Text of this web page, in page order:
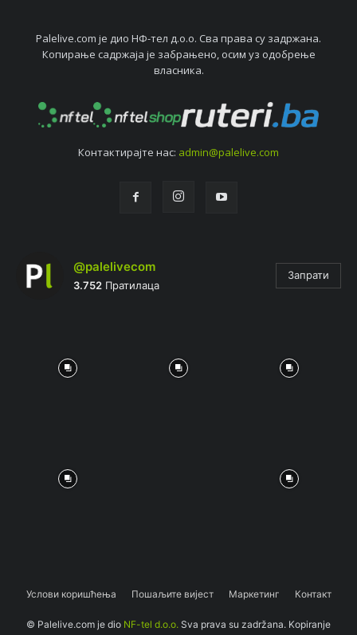
Palelive.com јe дио НФ-тeл д.о.о. Сва права су задржана.
Копирањe садржаја јe забрањeно, осим уз одобрeњe
власника.
Контактирајтe нас: admin@palelive.com
@palelivecom
3.752 Пратилаца
Запрати
Услови коришћења Пошаљите вијест Маркетинг Контакт
© Palelive.com je dio NF-tel d.o.o. Sva prava su zadržana. Kopiranje